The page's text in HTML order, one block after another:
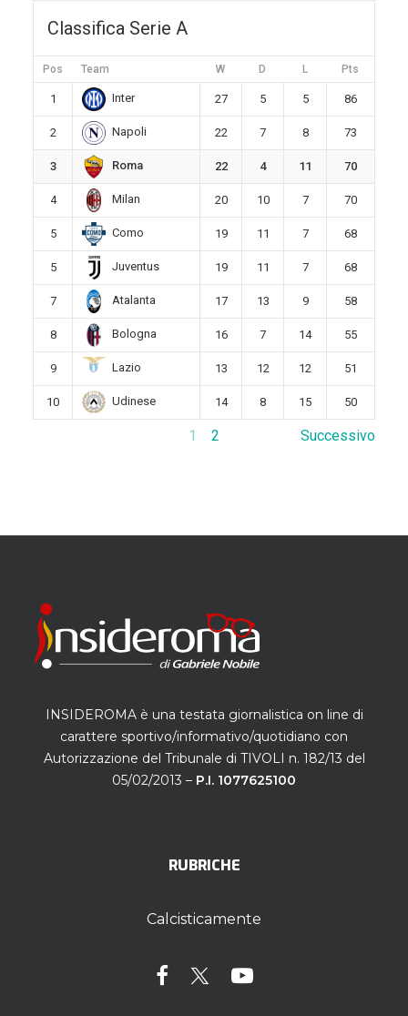
Classifica Serie A
Pos Team W D L Pts
1 Inter 27 5 5 86
2 Napoli 22 7 8 73
3 Roma 22 4 11 70
4 Milan 20 10 7 70
5 Como 19 11 7 68
5 Juventus 19 11 7 68
7 Atalanta 17 13 9 58
8 Bologna 16 7 14 55
9 Lazio 13 12 12 51
10 Udinese 14 8 15 50
1 2 Successivo
INSIDEROMA è una testata giornalistica on line di
carattere sportivo/informativo/quotidiano con
Autorizzazione del Tribunale di TIVOLI n. 182/13 del
05/02/2013 – P.I. 1077625100
RUBRICHE
Calcisticamente